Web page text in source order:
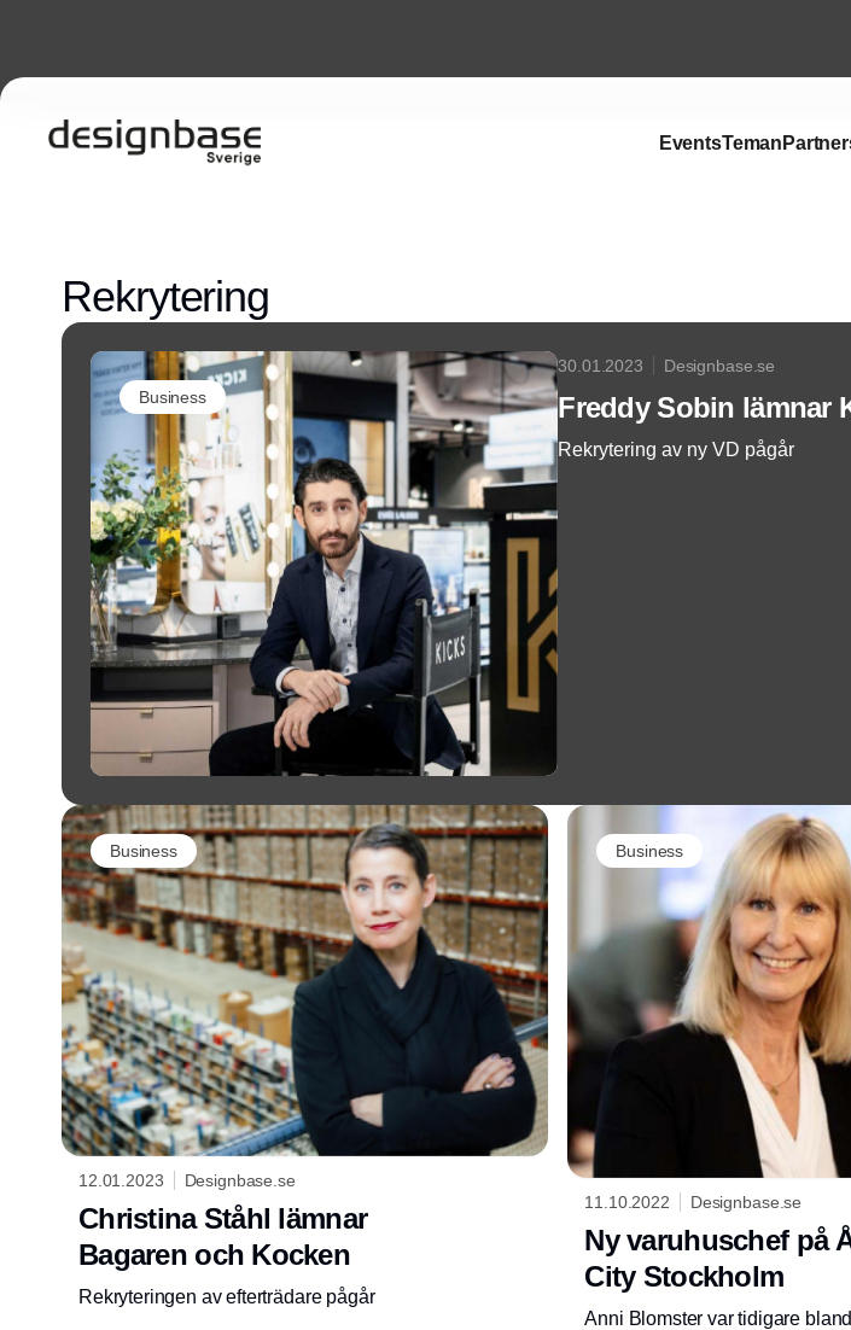
EventsTeman
Rekrytering
Business
30.01.2023 Designbase.se
Freddy Sobin lämnar
Rekrytering av ny VD pågår
Business
12.01.2023 Designbase.se
Christina Ståhl lämnar
Bagaren och Kocken
Rekryteringen av efterträdare pågår
Business
11.10.2022 Designbase.se
Ny varuhuschef på
City Stockholm
Anni Blomster var tidigare